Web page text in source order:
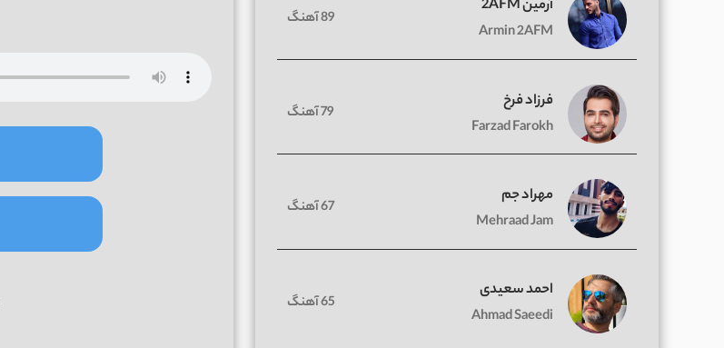
آرمین 2AFM
Armin 2AFM
89 آهنگ
فرزاد فرخ
Farzad Farokh
79 آهنگ
مهراد جم
Mehraad Jam
67 آهنگ
احمد سعیدی
Ahmad Saeedi
65 آهنگ